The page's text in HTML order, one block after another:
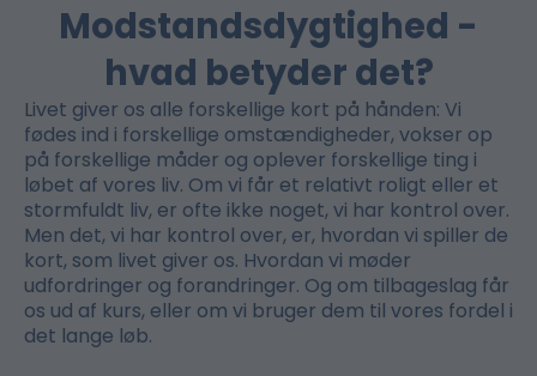
Modstandsdygtighed -
hvad betyder det?
Livet giver os alle forskellige kort på hånden: Vi
fødes ind i forskellige omstændigheder, vokser op
på forskellige måder og oplever forskellige ting i
løbet af vores liv. Om vi får et relativt roligt eller et
stormfuldt liv, er ofte ikke noget, vi har kontrol over.
Men det, vi har kontrol over, er, hvordan vi spiller de
kort, som livet giver os. Hvordan vi møder
udfordringer og forandringer. Og om tilbageslag får
os ud af kurs, eller om vi bruger dem til vores fordel i
det lange løb.